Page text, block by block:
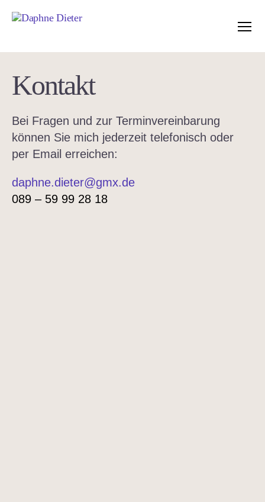
Kontakt
Bei Fragen und zur Terminvereinbarung
können Sie mich jederzeit telefonisch oder
per Email erreichen:
daphne.dieter@gmx.de
089 – 59 99 28 18